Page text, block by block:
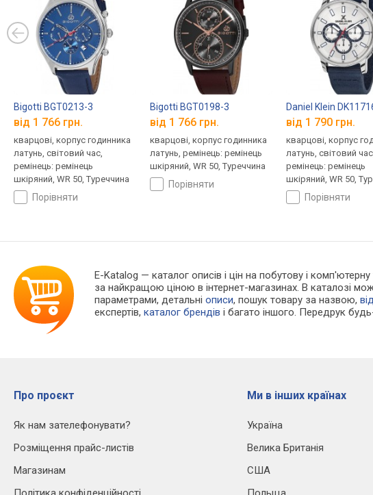
Bigotti BGT0213-3
від 1 766 грн.
кварцові, корпус годинника
латунь, світовий час,
ремінець: ремінець
шкіряний, WR 50, Туреччина
порівняти
Bigotti BGT0198-3
від 1 766 грн.
кварцові, корпус годинника
латунь, ремінець: ремінець
шкіряний, WR 50, Туреччина
порівняти
Daniel Klein
від 1 790 грн.
кварцові, корпус
латунь, світовий
ремінець: ремінець
шкіряний, WR 50,
порівняти
E-Katalog — каталог описів і цін на побутову і
за найкращою ціною в інтернет-магазинах. В каталозі
параметрами, детальніописи, пошук товару за назвою,
експертів,каталог брендів і багато іншого. Передрук
Про проєкт
Як нам зателефонувати?
Розміщення прайс-листів
Магазинам
Ми в інших країнах
Україна
Велика Британія
США